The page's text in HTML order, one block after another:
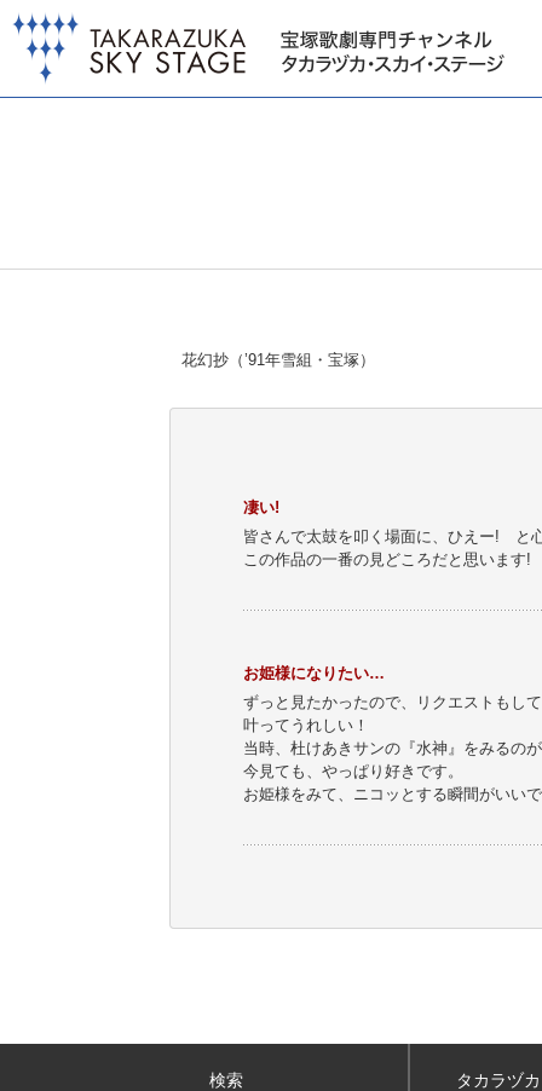
花幻抄（’91年雪組・宝塚）
凄い!
皆さんで太鼓を叩く場面に、ひえー! と
この作品の一番の見どころだと思います!
お姫様になりたい…
ずっと見たかったので、リクエストもし
叶ってうれしい！
当時、杜けあきサンの『水神』をみるの
今見ても、やっぱり好きです。
お姫様をみて、ニコッとする瞬間がいい
検索 タカラヅ